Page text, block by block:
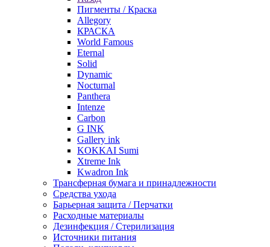
Пигменты / Краска
Allegory
КРАСКА
World Famous
Eternal
Solid
Dynamic
Nocturnal
Panthera
Intenze
Carbon
G INK
Gallery ink
KOKKAI Sumi
Xtreme Ink
Kwadron Ink
Трансферная бумага и принадлежности
Средства ухода
Барьерная защита / Перчатки
Расходные материалы
Дезинфекция / Стерилизация
Источники питания